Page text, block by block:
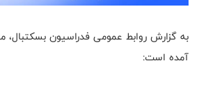
به گزارش روابط عمومی فدراسیون
آمده است: